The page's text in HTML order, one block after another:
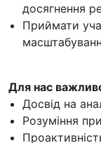
досягнення
Приймати
Для нас
Досвід на
Розуміння